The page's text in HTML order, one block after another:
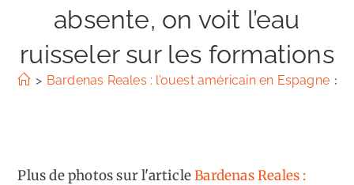
absente, on voit l’eau
ruisseler sur les formations
> Bardenas Reales : l’ouest américain en Espagne >
Plus de photos sur l'articleBardenas Reales :